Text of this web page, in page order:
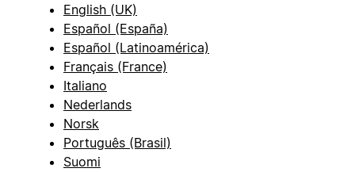
English (UK)
Español (España)
Español (Latinoamérica)
Français (France)
Italiano
Nederlands
Norsk
Português (Brasil)
Suomi